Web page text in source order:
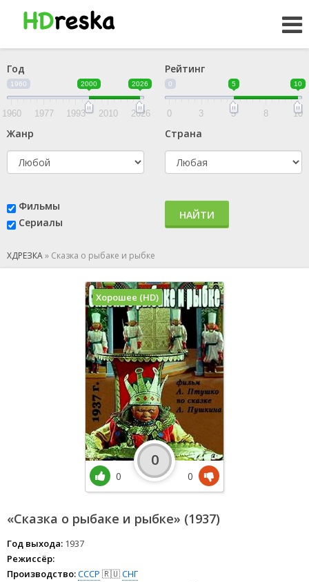
Год
1960 2000 2026
1960 1977 1993 2010 2026
Рейтинг
0 5 10
0 3 5 8 10
Жанр Страна
Фильмы
Сериалы
НАЙТИ
ХДРЕЗКА» Сказка о рыбаке и рыбке
«Сказка о рыбаке и рыбке» (1937)
Год выхода: 1937
Режиссёр:
Производство:СССР 🇷🇺СНГ
Хорошее (HD)
0
0
0